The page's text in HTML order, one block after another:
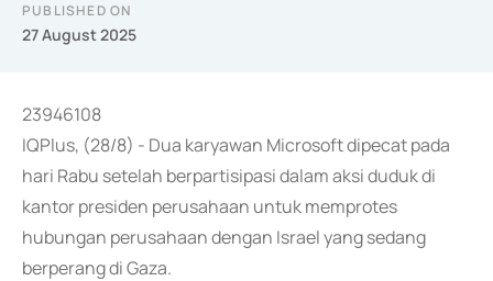
PUBLISHED ON
27 August 2025
23946108
IQPlus, (28/8) - Dua karyawan Microsoft dipecat pada
hari Rabu setelah berpartisipasi dalam aksi duduk di
kantor presiden perusahaan untuk memprotes
hubungan perusahaan dengan Israel yang sedang
berperang di Gaza.